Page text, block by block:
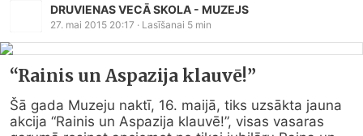
DRUVIENAS VECĀ SKOLA - MUZEJS
27. mai 2015 20:17 · Lasīšanai 5 min
“Rainis un Aspazija klauvē!”
Šā gada Muzeju naktī, 16. maijā, tiks uzsākta jauna
akcija “Rainis un Aspazija klauvē!”, visas vasaras